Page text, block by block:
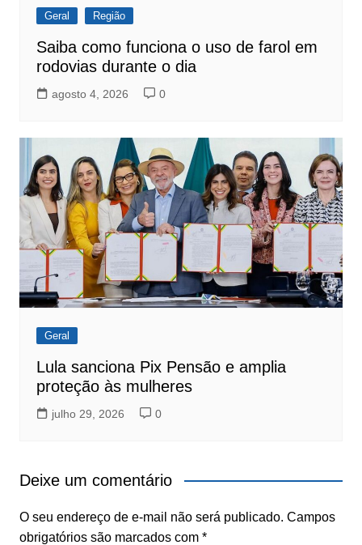
Geral Região
Saiba como funciona o uso de farol em
rodovias durante o dia
agosto 4, 2026 0
Geral
Lula sanciona Pix Pensão e amplia
proteção às mulheres
julho 29, 2026 0
Deixe um comentário
O seu endereço de e-mail não será publicado. Campos
obrigatórios são marcados com *